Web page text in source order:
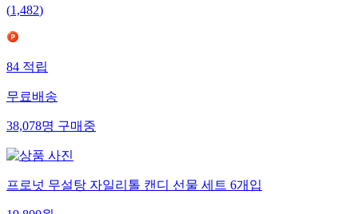
(1,482)
84적립
무료배송
38,078명구매중
프로넛 무설탕 자일리톨 캔디 선물 세트 6개입